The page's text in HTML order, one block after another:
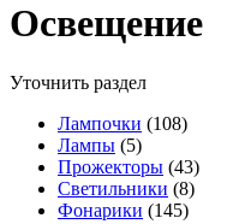
Освещение
Уточнить раздел
Лампочки (108)
Лампы (5)
Прожекторы (43)
Светильники (8)
Фонарики (145)